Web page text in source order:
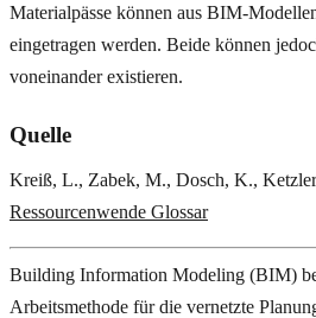
Materialpässe können aus BIM-
eingetragen werden. Beide können
voneinander existieren.
Quelle
Kreiß, L., Zabek, M., Dosch, K.,
Ressourcenwende Glossar
Building Information Modeling (BIM)
Arbeitsmethode für die vernetzte